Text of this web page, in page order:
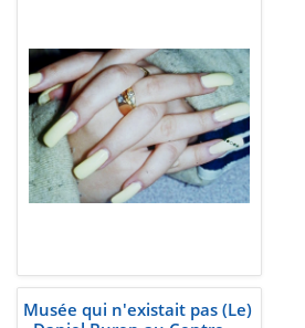
Musée qui n'existait pas (Le)